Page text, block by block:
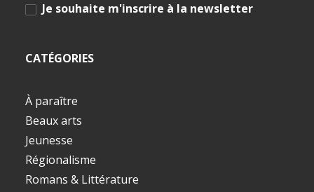
Je souhaite m'inscrire à la newsletter
CATÉGORIES
À paraître
Beaux arts
Jeunesse
Régionalisme
Romans & Littérature